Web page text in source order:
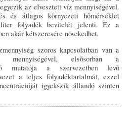
az elvesztett víz mennyiségével.
és átlagos környezeti hõmérséklet
folyadék bevitelét jelenti. Ez a
akár kétszeresére növekedhet.
szoros kapcsolatban van a
elsõsorban a
jó mutatója a szervezetben levõ
a teljes folyadéktartalmát, ezzel
igyekszik állandó szinten